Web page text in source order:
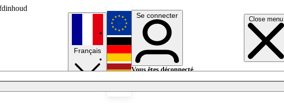
Close menu
Français
English
Deutsch
Se connecter
Vous êtes déconnecté.